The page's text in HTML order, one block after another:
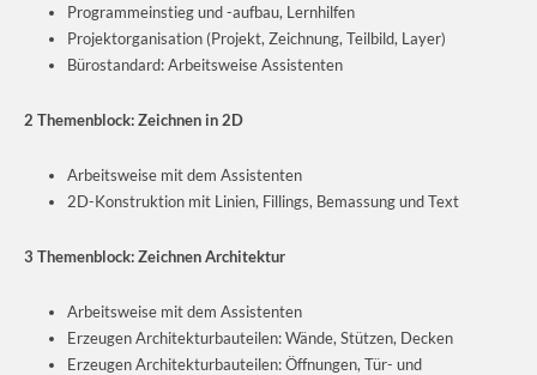
Programmeinstieg und -aufbau, Lernhilfen
Projektorganisation (Projekt, Zeichnung, Teilbild, Layer)
Bürostandard: Arbeitsweise Assistenten
2 Themenblock: Zeichnen in 2D
Arbeitsweise mit dem Assistenten
2D-Konstruktion mit Linien, Fillings, Bemassung und Text
3 Themenblock: Zeichnen Architektur
Arbeitsweise mit dem Assistenten
Erzeugen Architekturbauteilen: Wände, Stützen, Decken
Erzeugen Architekturbauteilen: Öffnungen, Tür- und